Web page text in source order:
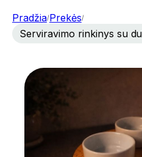
Pradžia/Prekės/
Serviravimo rinkinys su